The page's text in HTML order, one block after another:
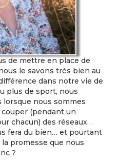
de mettre en place de
le savons très bien au
dans notre vie de
plus de sport, nous
nous sommes
(pendant un
chacun) des réseaux…
fera du bien… et pourtant
promesse que nous
?